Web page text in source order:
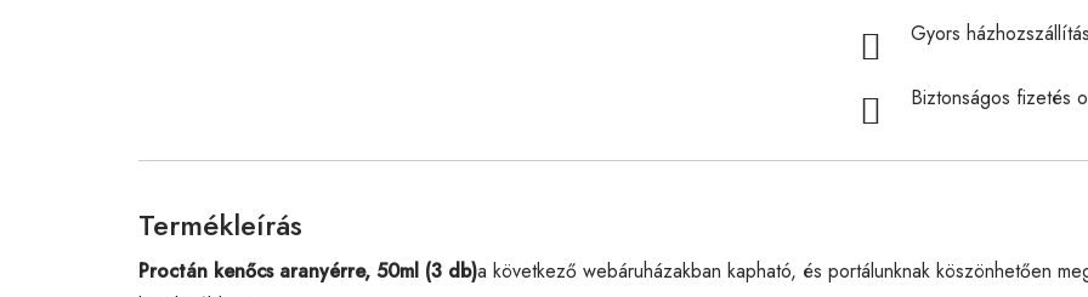
Gyors
Biztonságos fizetés
Termékleírás
Proctán kenőcs aranyérre, 50ml (3 db)a következő webáruházakban kapható, és portálunknak köszönhetően